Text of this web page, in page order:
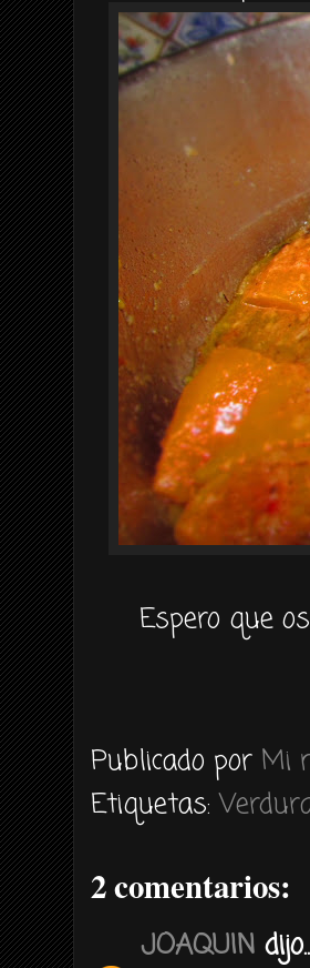
Espero que
Publicado por Mi
Etiquetas:
2 comentarios:
JOAQUIN